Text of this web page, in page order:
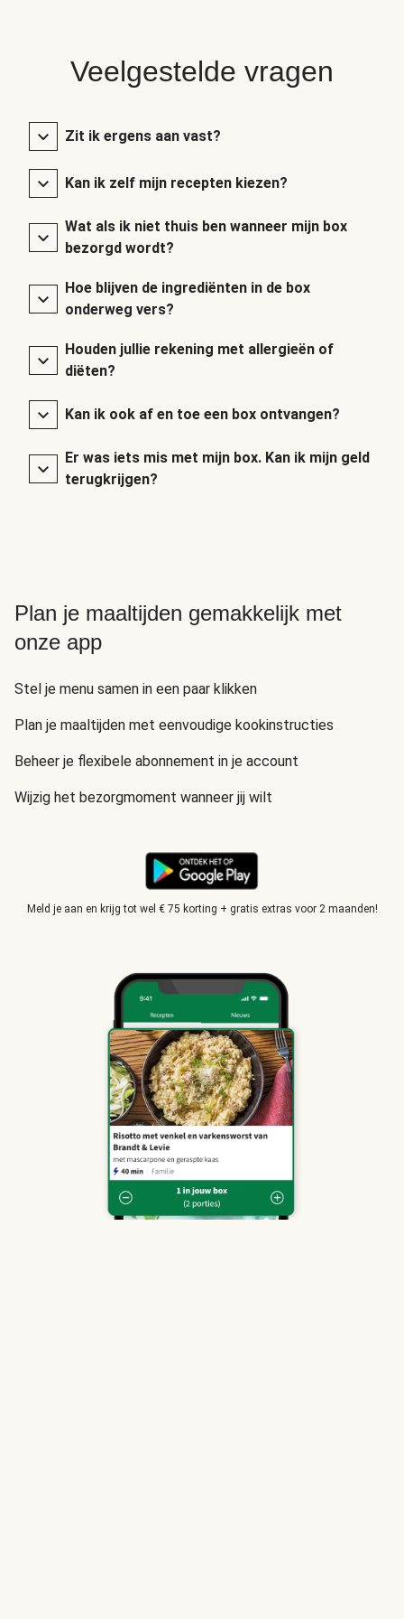
Veelgestelde vragen
Zit ik ergens aan vast?
Kan ik zelf mijn recepten kiezen?
Wat als ik niet thuis ben wanneer mijn box
bezorgd wordt?
Hoe blijven de ingrediënten in de box
onderweg vers?
Houden jullie rekening met allergieën of
diëten?
Kan ik ook af en toe een box ontvangen?
Er was iets mis met mijn box. Kan ik mijn geld
terugkrijgen?
Plan je maaltijden gemakkelijk met
onze app
Stel je menu samen in een paar klikken
Plan je maaltijden met eenvoudige kookinstructies
Beheer je flexibele abonnement in je account
Wijzig het bezorgmoment wanneer jij wilt
Meld je aan en krijg tot wel € 75 korting + gratis extras voor 2 maanden!